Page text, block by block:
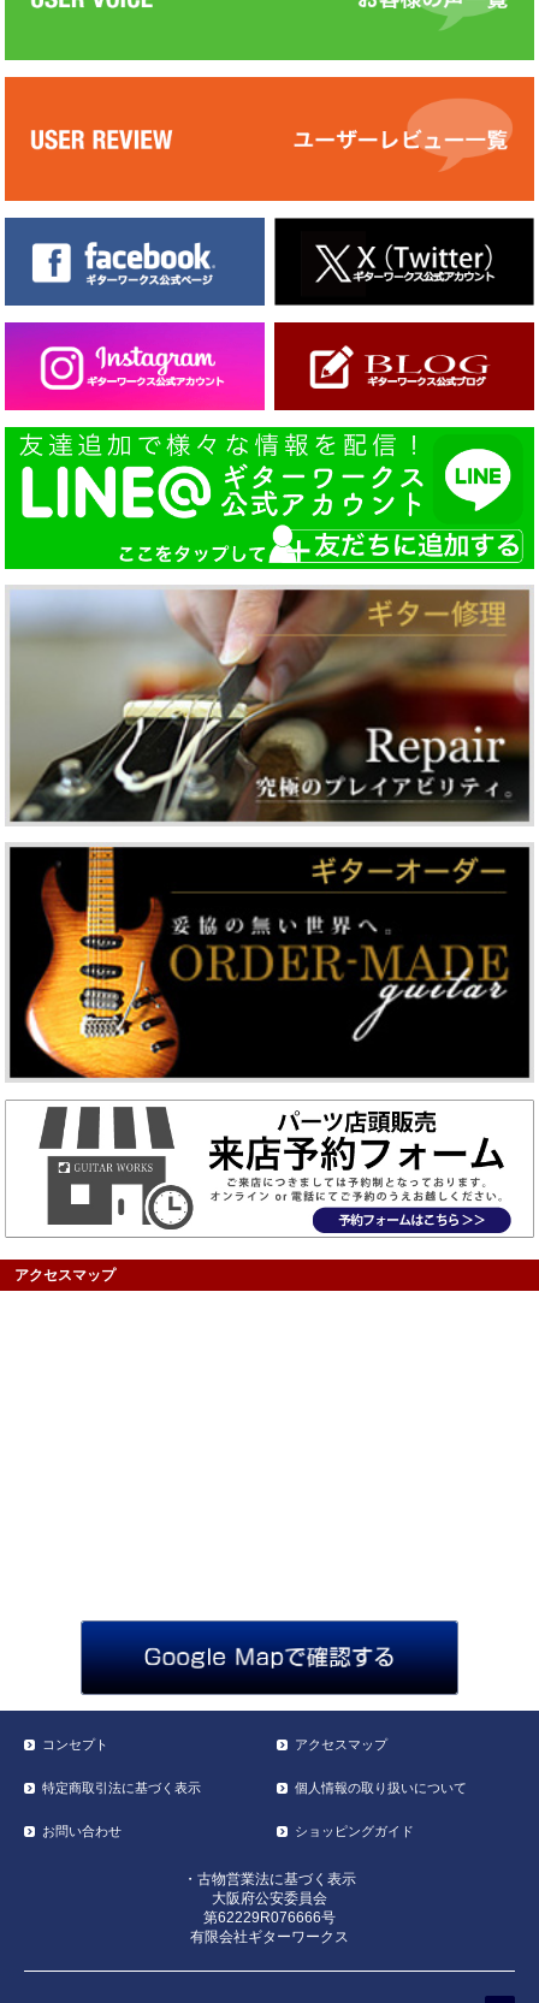
アクセスマップ
コンセプト アクセスマップ
特定商取引法に基づく表示 個人情報の取り扱いについて
お問い合わせ ショッピングガイド
・古物営業法に基づく表示
大阪府公安委員会
第62229R076666号
有限会社ギターワークス